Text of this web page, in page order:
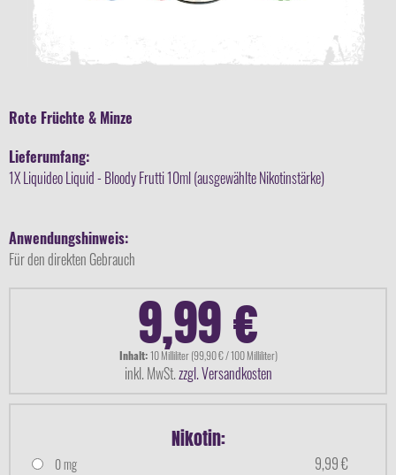
Rote Früchte & Minze
Lieferumfang:
1X Liquideo Liquid - Bloody Frutti 10ml (ausgewählte Nikotinstärke)
Anwendungshinweis:
Für den direkten Gebrauch
9,99 €
Inhalt:10 Milliliter (99,90 € / 100 Milliliter)
inkl. MwSt.zzgl. Versandkosten
Nikotin:
0 mg 9,99 €